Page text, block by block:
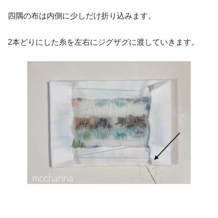
四隅の布は内側に少しだけ折り込みます。
2本どりにした糸を左右にジグザグに渡していきます。